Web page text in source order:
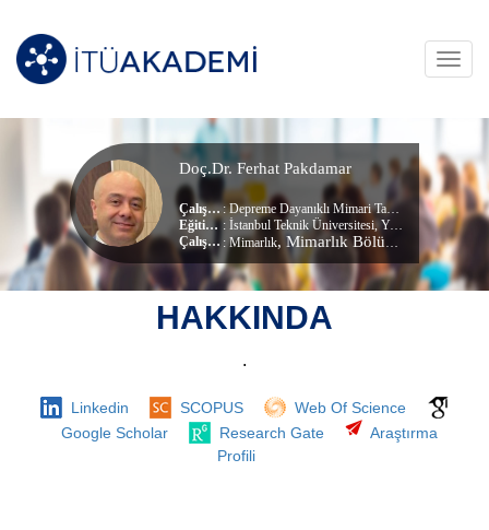
Doç.Dr. Ferhat Pakdamar
Çalışma Alanları:Depreme Dayanıklı Mimari Tasarım
Mimarlıkta
Eğitim Durumu
: İstanbul Teknik Üniversitesi, Yapı Mühendisliği (dr) (Doktora)
Çalıştığı Birim :Mimarlık, Mimarlık Bölümü
HAKKINDA
.
Linkedin SCOPUS
Web Of Science
Google Scholar
Research Gate
Araştırma
Profili